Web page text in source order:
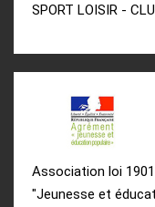
SPORT LOISIR -
Association loi
"Jeunesse et